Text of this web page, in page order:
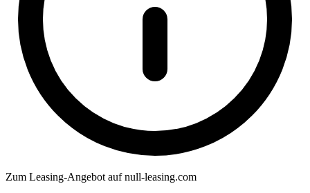
Zum Leasing-Angebot auf null-leasing.com